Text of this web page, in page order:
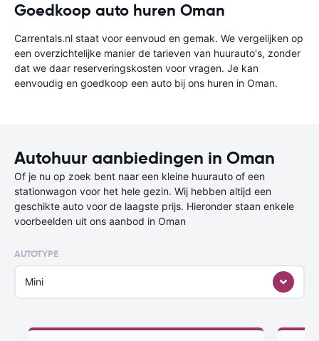
Goedkoop auto huren Oman
Carrentals.nl staat voor eenvoud en gemak. We vergelijken op
een overzichtelijke manier de tarieven van huurauto's, zonder
dat we daar reserveringskosten voor vragen. Je kan
eenvoudig en goedkoop een auto bij ons huren in Oman.
Autohuur aanbiedingen in Oman
Of je nu op zoek bent naar een kleine huurauto of een
stationwagon voor het hele gezin. Wij hebben altijd een
geschikte auto voor de laagste prijs. Hieronder staan enkele
voorbeelden uit ons aanbod in Oman
AUTOTYPE
Mini